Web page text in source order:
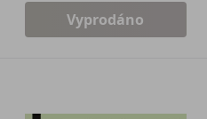
Vyprodáno